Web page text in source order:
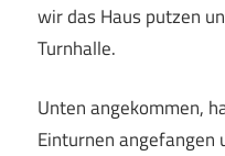
wir das Haus putzen
Turnhalle.
Unten angekommen,
Einturnen angefangen